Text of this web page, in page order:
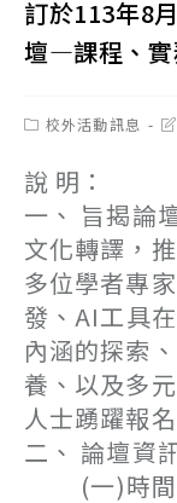
訂於113年8
壇—課程、實
Post校外活動訊息
說 明：
一、 旨揭論
文化轉譯，
多位學者專
發、AI工具
內涵的探索
養、以及多
人士踴躍報
二、 論壇資
(一)時間